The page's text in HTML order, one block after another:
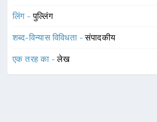
लिंग -पुल्लिंग
शब्द-विन्यास विविधता -संपादकीय
एक तरह का -लेख